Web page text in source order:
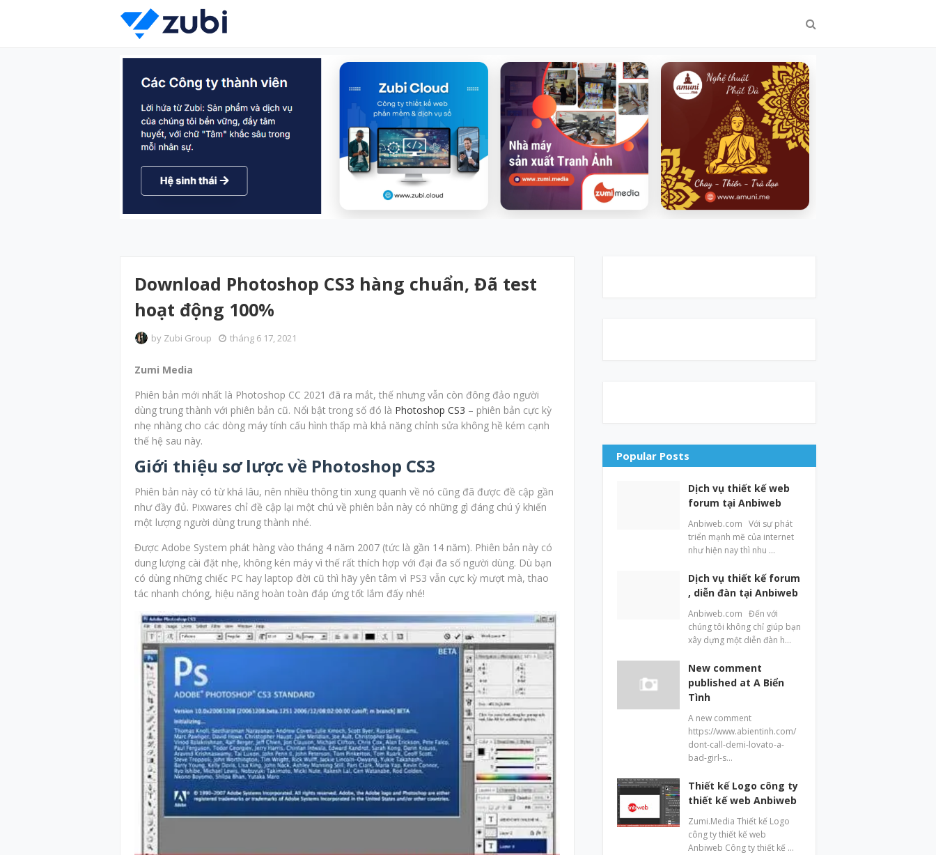
Download Photoshop CS3 hàng chuẩn, Đã test
hoạt động 100%
by Zubi Group tháng 6 17, 2021
Zumi Media
Phiên bản mới nhất là Photoshop CC 2021 đã ra mắt, thế nhưng vẫn còn đông đảo người
dùng trung thành với phiên bản cũ. Nổi bật trong số đó là Photoshop CS3 – phiên bản cực kỳ
nhẹ nhàng cho các dòng máy tính cấu hình thấp mà khả năng chỉnh sửa không hề kém cạnh
thế hệ sau này.
Giới thiệu sơ lược về Photoshop CS3
Phiên bản này có từ khá lâu, nên nhiều thông tin xung quanh về nó cũng đã được đề cập gần
như đầy đủ. Pixwares chỉ đề cập lại một chú về phiên bản này có những gì đáng chú ý khiến
một lượng người dùng trung thành nhé.
Được Adobe System phát hàng vào tháng 4 năm 2007 (tức là gần 14 năm). Phiên bản này có
dung lượng cài đặt nhẹ, không kén máy vì thế rất thích hợp với đại đa số người dùng. Dù bạn
có dùng những chiếc PC hay laptop đời cũ thì hãy yên tâm vì PS3 vẫn cực kỳ mượt mà, thao
tác nhanh chóng, hiệu năng hoàn toàn đáp ứng tốt lắm đấy nhé!
Popular Posts
Dịch vụ thiết kế web
forum tại Anbiweb
Anbiweb.com Với sự phát
triển mạnh mẽ của internet
như hiện nay thì nhu …
Dịch vụ thiết kế forum
, diễn đàn tại Anbiweb
Anbiweb.com Đến với
chúng tôi không chỉ giúp bạn
xây dựng một diễn đàn h…
New comment
published at A Biển
Tình
A new comment
https://www.abientinh.com/
dont-call-demi-lovato-a-
bad-girl-s…
Thiết kế Logo công ty
thiết kế web Anbiweb
Zumi.Media Thiết kế Logo
công ty thiết kế web
Anbiweb Công ty thiết kế …